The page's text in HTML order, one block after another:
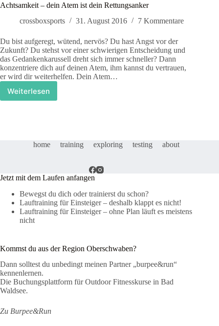
Achtsamkeit – dein Atem ist dein Rettungsanker
crossboxsports
31. August 2016 7 Kommentare
Du bist aufgeregt, wütend, nervös? Du hast Angst vor der
Zukunft? Du stehst vor einer schwierigen Entscheidung und
das Gedankenkarussell dreht sich immer schneller? Dann
konzentriere dich auf deinen Atem, ihm kannst du vertrauen,
er wird dir weiterhelfen. Dein Atem…
Weiterlesen
Achtsamkeit
dein
Rettungsanker
home training exploring testing about
Jetzt mit dem Laufen anfangen
Bewegst du dich oder trainierst du schon?
Lauftraining für Einsteiger – deshalb klappt es nicht!
Lauftraining für Einsteiger – ohne Plan läuft es meistens
nicht
Kommst du aus der Region Oberschwaben?
Dann solltest du unbedingt meinen Partner „burpee&run“
kennenlernen.
Die Buchungsplattform für Outdoor Fitnesskurse in Bad
Waldsee.
Zu Burpee&Run